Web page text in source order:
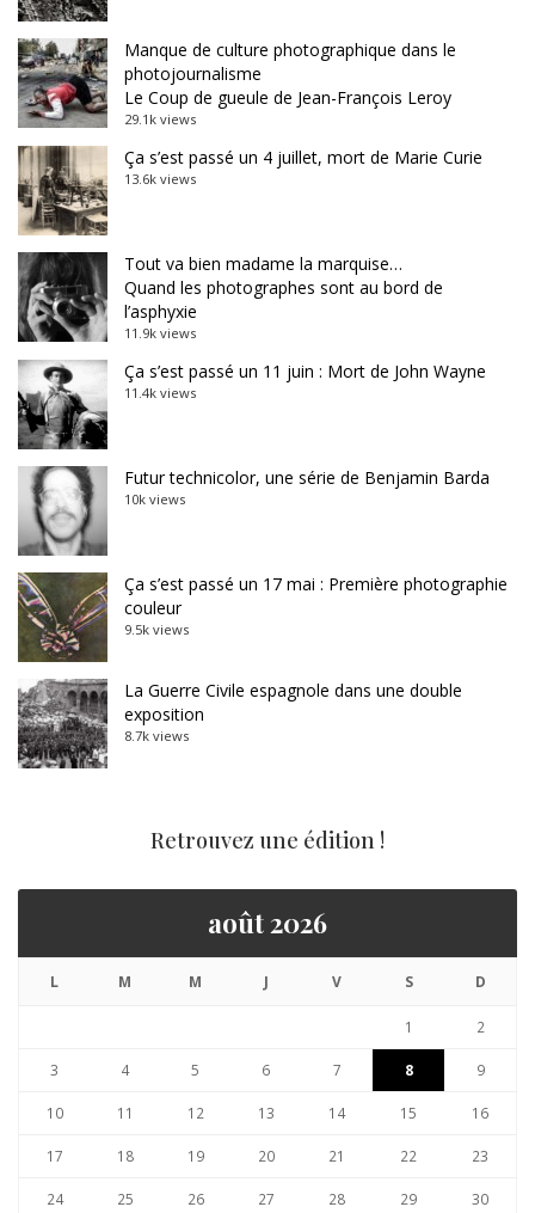
Manque de culture photographique dans le
photojournalisme
Le Coup de gueule de Jean-François Leroy
29.1k views
Ça s’est passé un 4 juillet, mort de Marie Curie
13.6k views
Tout va bien madame la marquise…
Quand les photographes sont au bord de
l’asphyxie
11.9k views
Ça s’est passé un 11 juin : Mort de John Wayne
11.4k views
Futur technicolor, une série de Benjamin Barda
10k views
Ça s’est passé un 17 mai : Première photographie
couleur
9.5k views
La Guerre Civile espagnole dans une double
exposition
8.7k views
Retrouvez une édition !
août 2026
L M M J V S D
1 2
3 4 5 6 7 8 9
10 11 12 13 14 15 16
17 18 19 20 21 22 23
24 25 26 27 28 29 30